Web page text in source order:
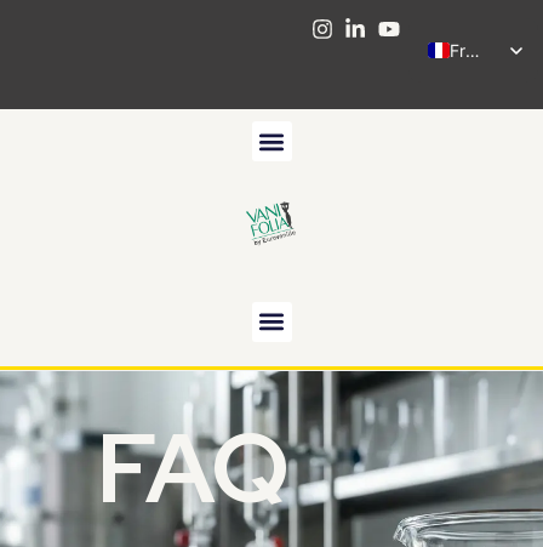
French
FAQ